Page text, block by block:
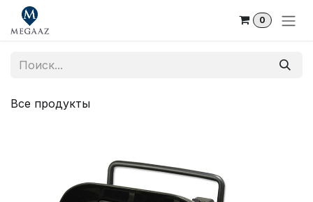
Skip to Content
0
Все продукты